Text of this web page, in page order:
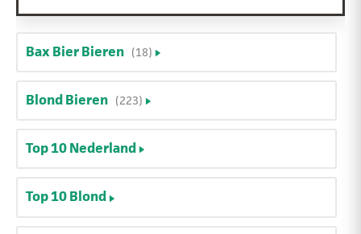
Bax Bier Bieren (18)
Blond Bieren (223)
Top 10 Nederland
Top 10 Blond